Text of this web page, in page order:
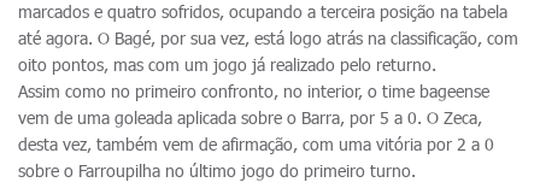
marcados e quatro sofridos, ocupando a terceira posição na tabela
até agora. O Bagé, por sua vez, está logo atrás na classificação, com
oito pontos, mas com um jogo já realizado pelo returno.
Assim como no primeiro confronto, no interior, o time bageense
vem de uma goleada aplicada sobre o Barra, por 5 a 0. O Zeca,
desta vez, também vem de afirmação, com uma vitória por 2 a 0
sobre o Farroupilha no último jogo do primeiro turno.